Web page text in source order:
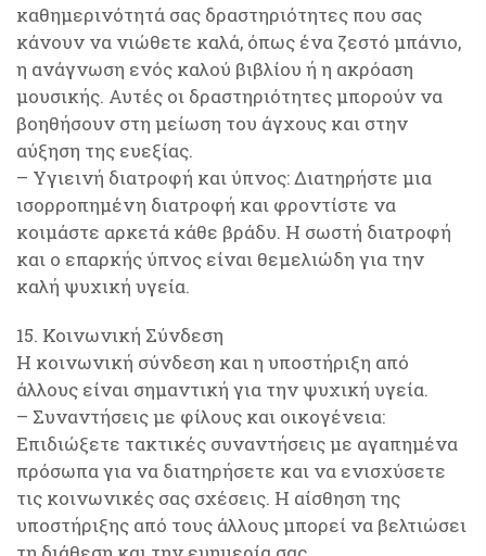
καθημερινότητά σας δραστηριότητες που σας
κάνουν να νιώθετε καλά, όπως ένα ζεστό μπάνιο,
η ανάγνωση ενός καλού βιβλίου ή η ακρόαση
μουσικής. Αυτές οι δραστηριότητες μπορούν να
βοηθήσουν στη μείωση του άγχους και στην
αύξηση της ευεξίας.
– Υγιεινή διατροφή και ύπνος: Διατηρήστε μια
ισορροπημένη διατροφή και φροντίστε να
κοιμάστε αρκετά κάθε βράδυ. Η σωστή διατροφή
και ο επαρκής ύπνος είναι θεμελιώδη για την
καλή ψυχική υγεία.
15. Κοινωνική Σύνδεση
Η κοινωνική σύνδεση και η υποστήριξη από
άλλους είναι σημαντική για την ψυχική υγεία.
– Συναντήσεις με φίλους και οικογένεια:
Επιδιώξετε τακτικές συναντήσεις με αγαπημένα
πρόσωπα για να διατηρήσετε και να ενισχύσετε
τις κοινωνικές σας σχέσεις. Η αίσθηση της
υποστήριξης από τους άλλους μπορεί να βελτιώσει